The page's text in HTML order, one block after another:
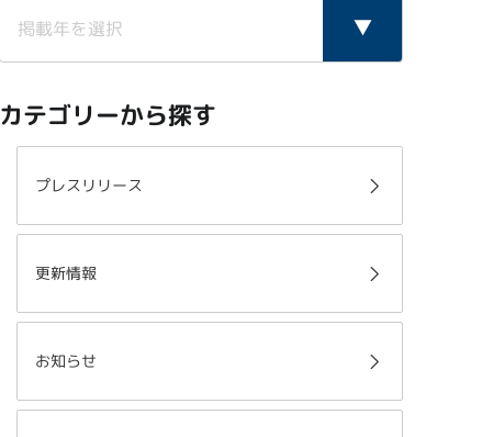
カテゴリーから探す
プレスリリース
更新情報
お知らせ